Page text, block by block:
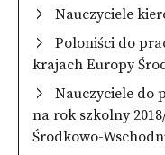
Nauczyciele
Poloniści do
krajach Europy
Nauczyciele do
na rok szkolny
Środkowo-